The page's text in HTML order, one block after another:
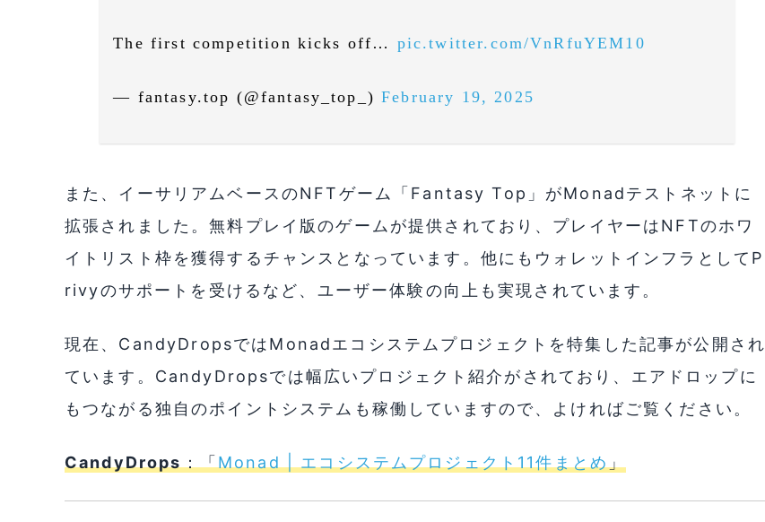
The first competition kicks off… pic.twitter.com/VnRfuYEM10
— fantasy.top (@fantasy_top_)February 19, 2025
また、イーサリアムベースのNFTゲーム「Fantasy Top」がMonadテストネットに
拡張されました。無料プレイ版のゲームが提供されており、プレイヤーはNFTのホワ
イトリスト枠を獲得するチャンスとなっています。他にもウォレットインフラとしてP
rivyのサポートを受けるなど、ユーザー体験の向上も実現されています。
現在、CandyDropsではMonadエコシステムプロジェクトを特集した記事が公開され
ています。CandyDropsでは幅広いプロジェクト紹介がされており、エアドロップに
もつながる独自のポイントシステムも稼働していますので、よければご覧ください。
CandyDrops ：「 Monad | エコシステムプロジェクト11件まとめ 」